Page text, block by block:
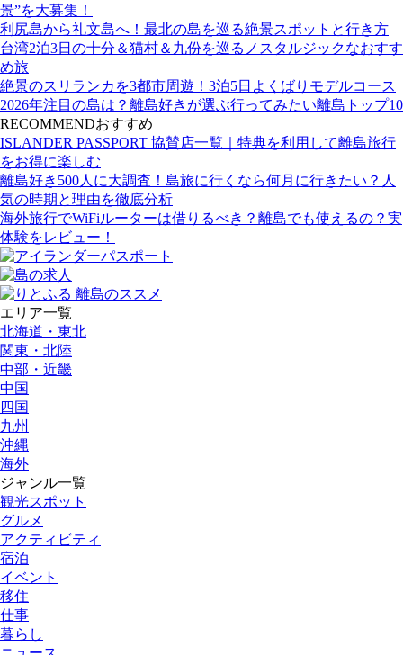
景”を大募集！
利尻島から礼文島へ！最北の島を巡る絶景スポットと行き方
台湾2泊3日の十分＆猫村＆九份を巡るノスタルジックなおすす
め旅
絶景のスリランカを3都市周遊！3泊5日よくばりモデルコース
2026年注目の島は？離島好きが選ぶ行ってみたい離島トップ10
RECOMMENDおすすめ
ISLANDER PASSPORT 協賛店一覧｜特典を利用して離島旅行
をお得に楽しむ
離島好き500人に大調査！島旅に行くなら何月に行きたい？人
気の時期と理由を徹底分析
海外旅行でWiFiルーターは借りるべき？離島でも使えるの？実
体験をレビュー！
エリア一覧
北海道・東北
関東・北陸
中部・近畿
中国
四国
九州
沖縄
海外
ジャンル一覧
観光スポット
グルメ
アクティビティ
宿泊
イベント
移住
仕事
暮らし